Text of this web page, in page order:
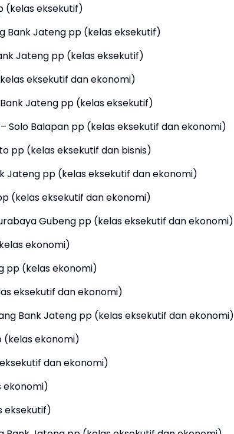
(kelas eksekutif)
Bank Jateng pp (kelas eksekutif)
Jateng pp (kelas eksekutif)
eksekutif dan ekonomi)
Jateng pp (kelas eksekutif)
Solo Balapan pp (kelas eksekutif dan ekonomi)
pp (kelas eksekutif dan bisnis)
Jateng pp (kelas eksekutif dan ekonomi)
(kelas eksekutif dan ekonomi)
Gubeng pp (kelas eksekutif dan ekonomi)
ekonomi)
pp (kelas ekonomi)
eksekutif dan ekonomi)
Bank Jateng pp (kelas eksekutif dan ekonomi)
(kelas ekonomi)
dan ekonomi)
ekonomi)
eksekutif)